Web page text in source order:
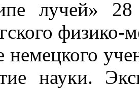
лучей»
физико-
науки.